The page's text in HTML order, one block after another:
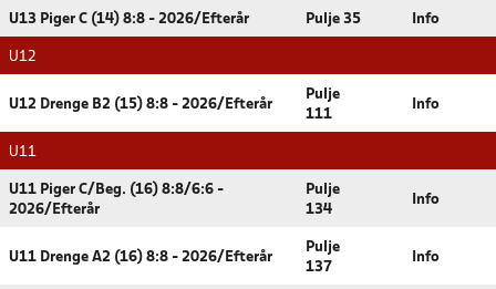
U13 Piger C (14) 8:8 - 2026/Efterår Pulje 35 Info
U12
U12 Drenge B2 (15) 8:8 - 2026/Efterår
Pulje
111
Info
U11
U11 Piger C/Beg. (16) 8:8/6:6 -
2026/Efterår
Pulje
134
Info
U11 Drenge A2 (16) 8:8 - 2026/Efterår
Pulje
137
Info